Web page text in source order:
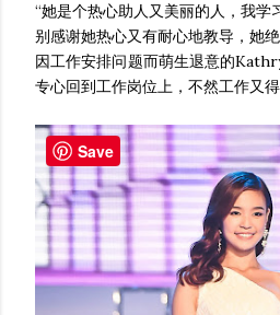
“她是个热心助人又美丽的人，我学
别感谢她热心又有耐心地教导，她
因工作安排问题而萌生退意的
专心回到工作岗位上，不然工作又
Save